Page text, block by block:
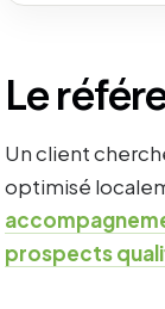
Le
Un client
optimisé
prospects